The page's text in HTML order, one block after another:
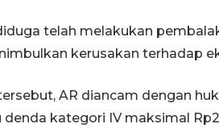
telah melakukan
kerusakan terhadap
AR diancam dengan
denda kategori IV maksimal